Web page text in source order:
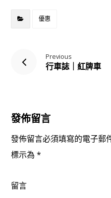
優惠
Previous
行車誌｜紅牌車
發佈留言
發佈留言必須填寫的電子郵
標示為*
留言